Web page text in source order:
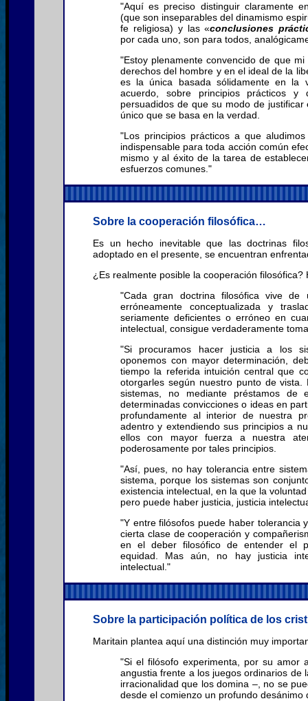
"Aquí es preciso distinguir claramente
(que son inseparables del dinamismo
fe religiosa) y las «conclusiones
por cada uno, son para todos,
"Estoy plenamente convencido de que
derechos del hombre y en el ideal de la
es la única basada sólidamente en la
acuerdo, sobre principios prácticos
persuadidos de que su modo de
único que se basa en la verdad.
"Los principios prácticos a que
indispensable para toda acción común
mismo y al éxito de la tarea de
esfuerzos comunes."
Sobre la cooperación filosófica…
Es un hecho inevitable que las doctrinas
adoptado en el presente, se encuentran
¿Es realmente posible la cooperación
"Cada gran doctrina filosófica vive
erróneamente conceptualizada y
seriamente deficientes o erróneo en
intelectual, consigue verdaderamente
"Si procuramos hacer justicia a los
oponemos con mayor determinación,
tiempo la referida intuición central que
otorgarles según nuestro punto de
sistemas, no mediante préstamos de
determinadas convicciones o ideas en
profundamente al interior de nuestra
adentro y extendiendo sus principios a
ellos con mayor fuerza a nuestra
poderosamente por tales principios.
"Así, pues, no hay tolerancia entre
sistema, porque los sistemas son
existencia intelectual, en la que la
pero puede haber justicia, justicia
"Y entre filósofos puede haber tolerancia
cierta clase de cooperación y
en el deber filosófico de entender el
equidad. Mas aún, no hay justicia
intelectual."
Sobre la participación política de los
Maritain plantea aquí una distinción muy
"Si el filósofo experimenta, por su amor
angustia frente a los juegos ordinarios
irracionalidad que los domina –, no se
desde el comienzo un profundo desánimo